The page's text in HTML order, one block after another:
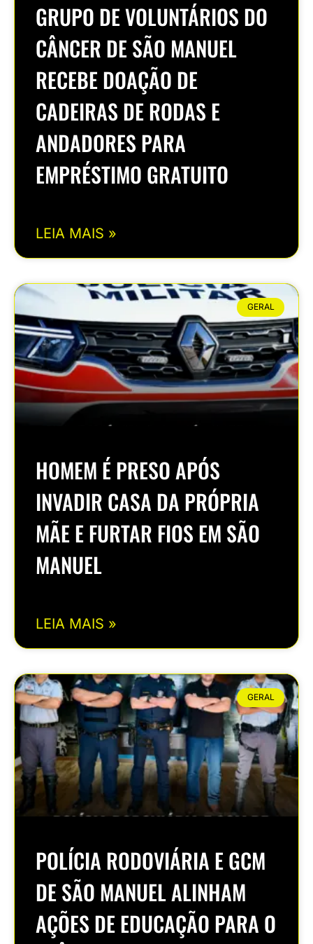
GRUPO DE VOLUNTÁRIOS DO
CÂNCER DE SÃO MANUEL
RECEBE DOAÇÃO DE
CADEIRAS DE RODAS E
ANDADORES PARA
EMPRÉSTIMO GRATUITO
LEIA MAIS »
GERAL
HOMEM É PRESO APÓS
INVADIR CASA DA PRÓPRIA
MÃE E FURTAR FIOS EM SÃO
MANUEL
LEIA MAIS »
GERAL
POLÍCIA RODOVIÁRIA E GCM
DE SÃO MANUEL ALINHAM
AÇÕES DE EDUCAÇÃO PARA O